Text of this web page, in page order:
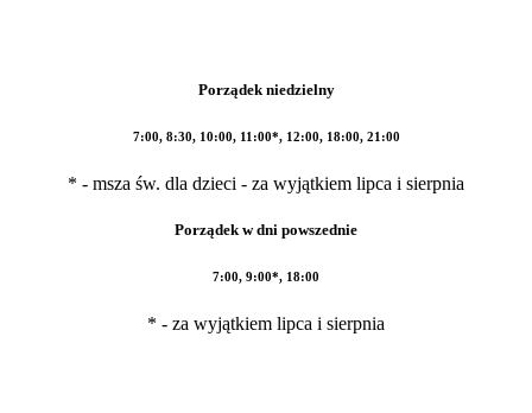
Porządek niedzielny
7:00, 8:30, 10:00, 11:00*, 12:00, 18:00, 21:00
* - msza św. dla dzieci - za wyjątkiem lipca i sierpnia
Porządek w dni powszednie
7:00, 9:00*, 18:00
* - za wyjątkiem lipca i sierpnia